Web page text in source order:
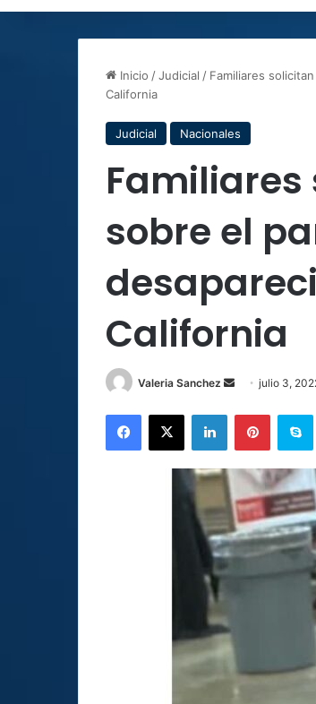
Inicio /Judicial / Familiares
California
Judicial Nacionales
sobre el
California
Valeria Sanchez
Send
email
julio 3,
Facebook
X LinkedInPinterest